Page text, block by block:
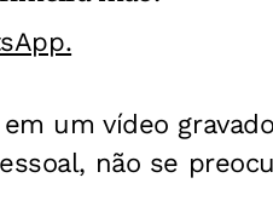
um vídeo
não se